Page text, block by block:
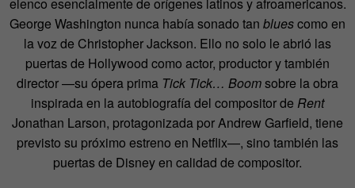
George Washington nunca había sonado tan bluescomo en
la voz de Christopher Jackson. Ello no solo le abrió las
puertas de Hollywood como actor, productor y también
director —su ópera prima Tick Tick… Boomsobre la obra
inspirada en la autobiografía del compositor de Rent
Jonathan Larson, protagonizada por Andrew Garfield, tiene
previsto su próximo estreno en Netflix—, sino también las
puertas de Disney en calidad de compositor.